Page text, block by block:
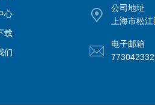
心
载
们
公司地址
上海市松
电子邮箱